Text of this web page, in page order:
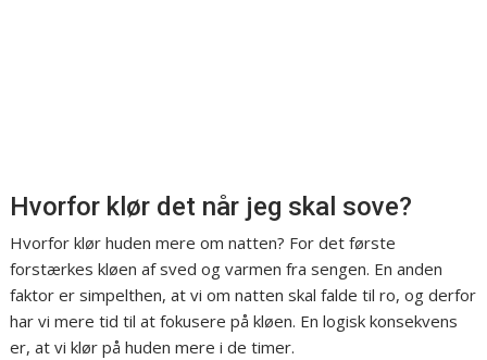
Hvorfor klør det når jeg skal sove?
Hvorfor klør huden mere om natten? For det første
forstærkes kløen af sved og varmen fra sengen. En anden
faktor er simpelthen, at vi om natten skal falde til ro, og derfor
har vi mere tid til at fokusere på kløen. En logisk konsekvens
er, at vi klør på huden mere i de timer.